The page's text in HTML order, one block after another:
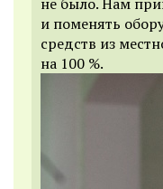
и поменять
средств из
на 100 %.